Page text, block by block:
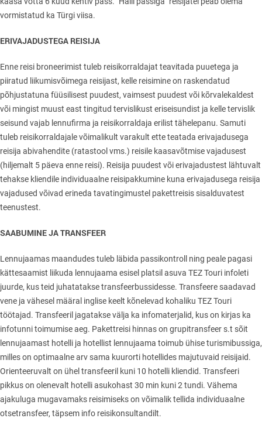
vormistatud ka Türgi viisa.
ERIVAJADUSTEGA REISIJA
Enne reisi broneerimist tuleb reisikorraldajat teavitada puuetega ja
piiratud liikumisvõimega reisijast, kelle reisimine on raskendatud
põhjustatuna füüsilisest puudest, vaimsest puudest või kõrvalekaldest
või mingist muust east tingitud tervislikust eriseisundist ja kelle tervislik
seisund vajab lennufirma ja reisikorraldaja erilist tähelepanu. Samuti
tuleb reisikorraldajale võimalikult varakult ette teatada erivajadusega
reisija abivahendite (ratastool vms.) reisile kaasavõtmise vajadusest
(hiljemalt 5 päeva enne reisi). Reisija puudest või erivajadustest lähtuvalt
tehakse kliendile individuaalne reisipakkumine kuna erivajadusega reisija
vajadused võivad erineda tavatingimustel pakettreisis sisalduvatest
teenustest.
SAABUMINE JA TRANSFEER
Lennujaamas maandudes tuleb läbida passikontroll ning peale pagasi
kättesaamist liikuda lennujaama esisel platsil asuva TEZ Touri infoleti
juurde, kus teid juhatatakse transfeerbussidesse. Transfeere saadavad
vene ja vähesel määral inglise keelt kõnelevad kohaliku TEZ Touri
töötajad. Transfeeril jagatakse välja ka infomaterjalid, kus on kirjas ka
infotunni toimumise aeg. Pakettreisi hinnas on grupitransfeer s.t sõit
lennujaamast hotelli ja hotellist lennujaama toimub ühise turismibussiga,
milles on optimaalne arv sama kuurorti hotellides majutuvaid reisijaid.
Orienteeruvalt on ühel transfeeril kuni 10 hotelli kliendid. Transfeeri
pikkus on olenevalt hotelli asukohast 30 min kuni 2 tundi. Vähema
ajakuluga mugavamaks reisimiseks on võimalik tellida individuaalne
otsetransfeer, täpsem info reisikonsultandilt.